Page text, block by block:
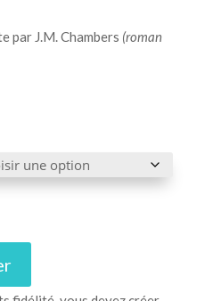
par J.M. Chambers (roman